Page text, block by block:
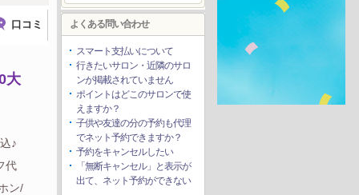
口コミ
大
♪
代
ン/
よくある問い合わせ
スマート支払いについて
行きたいサロン・近隣のサロ
ンが掲載されていません
ポイントはどこのサロンで使
えますか？
子供や友達の分の予約も代理
でネット予約できますか？
予約をキャンセルしたい
「無断キャンセル」と表示が
出て、ネット予約ができない